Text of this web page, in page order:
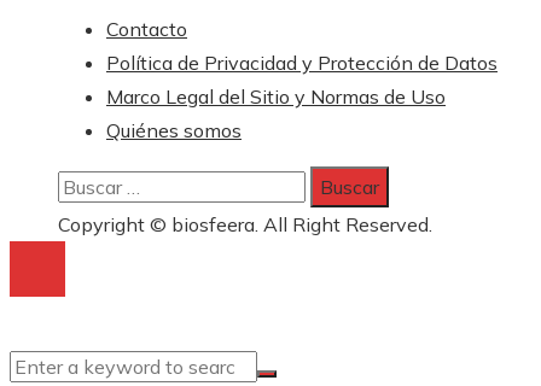
Contacto
Política de Privacidad y Protección de Datos
Marco Legal del Sitio y Normas de Uso
Quiénes somos
Buscar:
Copyright © biosfeera. All Right Reserved.